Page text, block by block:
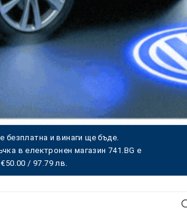
безплатна и винаги ще бъде.
в електронен магазин 741.BG е
€50.00 / 97.79 лв.